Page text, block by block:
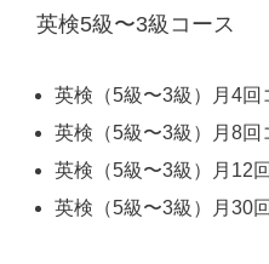
英検5級〜3級コース
英検（5級〜3級）月4回
英検（5級〜3級）月8回
英検（5級〜3級）月12
英検（5級〜3級）月30